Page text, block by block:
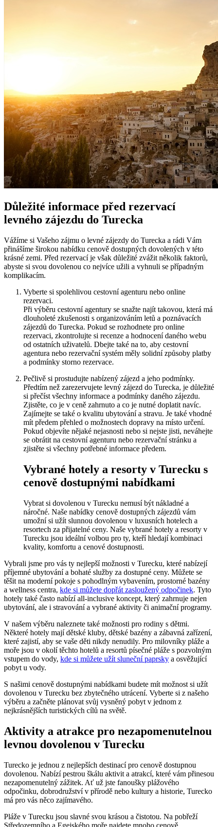
Důležité informace před rezervací
levného zájezdu do Turecka
Vážíme si Vašeho zájmu o levné zájezdy do Turecka a rádi Vám
přinášíme širokou nabídku cenově dostupných dovolených v této
krásné zemi. Před rezervací je však důležité zvážit několik faktorů,
abyste si svou dovolenou co nejvíce užili a vyhnuli se případným
komplikacím.
Vyberte si spolehlivou cestovní agenturu nebo online
rezervaci.
Při výběru cestovní agentury se snažte najít takovou, která má
dlouholeté zkušenosti s organizováním letů a poznávacích
zájezdů do Turecka. Pokud se rozhodnete pro online
rezervaci, zkontrolujte si recenze a hodnocení daného webu
od ostatních uživatelů. Dbejte také na to, aby cestovní
agentura nebo rezervační systém měly solidní způsoby platby
a podmínky storno rezervace.
Pečlivě si prostudujte nabízený zájezd a jeho podmínky.
Předtím než zarezervujete levný zájezd do Turecka, je důležité
si přečíst všechny informace a podmínky daného zájezdu.
Zjistěte, co je v ceně zahrnuto a co je nutné doplatit navíc.
Zajímejte se také o kvalitu ubytování a stravu. Je také vhodné
mít předem přehled o možnostech dopravy na místo určení.
Pokud objevíte nějaké nejasnosti nebo si nejste jisti, neváhejte
se obrátit na cestovní agenturu nebo rezervační stránku a
zjistěte si všechny potřebné informace předem.
Vybrané hotely a resorty v Turecku s
cenově dostupnými nabídkami
Vybrat si dovolenou v Turecku nemusí být nákladné a
náročné. Naše nabídky cenově dostupných zájezdů vám
umožní si užít slunnou dovolenou v luxusních hotelech a
resortech za přijatelné ceny. Naše vybrané hotely a resorty v
Turecku jsou ideální volbou pro ty, kteří hledají kombinaci
kvality, komfortu a cenové dostupnosti.
Vybrali jsme pro vás ty nejlepší možnosti v Turecku, které nabízejí
příjemné ubytování a bohaté služby za dostupné ceny. Můžete se
těšit na moderní pokoje s pohodlným vybavením, prostorné bazény
a wellness centra, kde si můžete dopřát zasloužený odpočinek. Tyto
hotely také často nabízí all-inclusive koncept, který zahrnuje nejen
ubytování, ale i stravování a vybrané aktivity či animační programy.
V našem výběru naleznete také možnosti pro rodiny s dětmi.
Některé hotely mají dětské kluby, dětské bazény a zábavná zařízení,
které zajistí, aby se vaše děti nikdy nenudily. Pro milovníky pláže a
moře jsou v okolí těchto hotelů a resortů písečné pláže s pozvolným
vstupem do vody, kde si můžete užít sluneční paprsky a osvěžující
pobyt u vody.
S našimi cenově dostupnými nabídkami budete mít možnost si užít
dovolenou v Turecku bez zbytečného utrácení. Vyberte si z našeho
výběru a začněte plánovat svůj vysněný pobyt v jednom z
nejkrásnějších turistických cílů na světě.
Aktivity a atrakce pro nezapomenutelnou
levnou dovolenou v Turecku
Turecko je jednou z nejlepších destinací pro cenově dostupnou
dovolenou. Nabízí pestrou škálu aktivit a atrakcí, které vám přinesou
nezapomenutelný zážitek. Ať už jste fanoušky plážového
odpočinku, dobrodružství v přírodě nebo kultury a historie, Turecko
má pro vás něco zajímavého.
Pláže v Turecku jsou slavné svou krásou a čistotou. Na pobřeží
Středozemního a Egejského moře najdete mnoho cenově